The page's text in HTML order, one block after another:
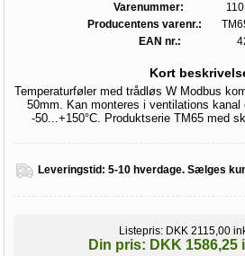
Varenummer:
Producentens varenr.:
EAN nr.:
Kort
Temperaturføler med trådløs W Modbus
50mm. Kan monteres i ventilations kanal
-50...+150°C. Produktserie TM65 med
Leveringstid: 5-10 hverdage. Sælges
Listepris: DKK 2115,00
Din pris: DKK 1586,25